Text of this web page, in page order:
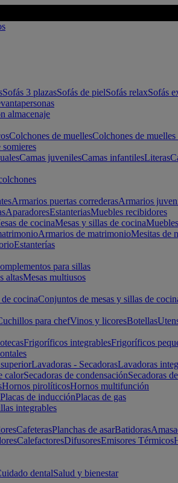
Sofás 3 plazasSofás de pielSofás relaxSofás
almacenaje
Colchones de muellesColchones de muelles
somieres
Camas juvenilesCamas infantilesLiteras
Armarios puertas correderasArmarios
AparadoresEstanteriasMuebles recibidores
de cocinaMesas y sillas de cocina
Armarios de matrimonioMesitas de
Estanterías
para sillas
altasMesas multiusos
cocinaConjuntos de mesas y sillas de
para chefVinos y licoresBotellas
Frigoríficos integrablesFrigoríficos
Lavadoras - SecadorasLavadoras
calorSecadoras de condensaciónSecadoras
Hornos pirolíticosHornos multifunción
Placas de inducciónPlacas de gas
integrables
CafeterasPlanchas de asarBatidoras
CalefactoresDifusoresEmisores Térmicos
dentalSalud y bienestar